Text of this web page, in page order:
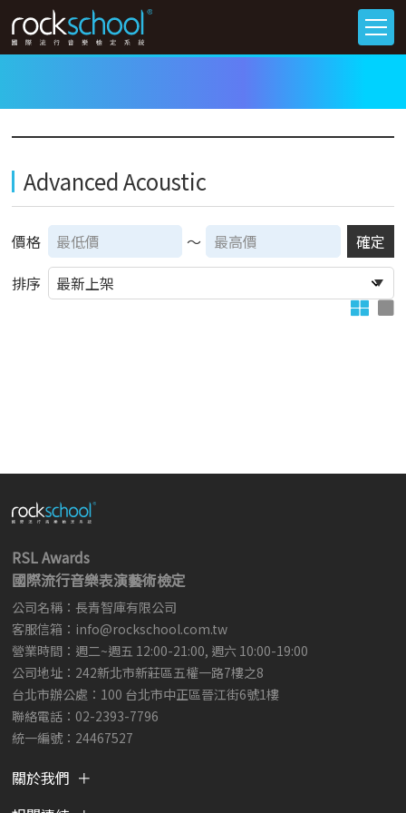
Advanced Acoustic
價格 ～
確定
排序
RSL Awards
國際流行音樂表演藝術檢定
公司名稱：長青智庫有限公司
客服信箱： info@rockschool.com.tw ​
營業時間：週二~週五 12:00-21:00, 週六 10:00-19:00
公司地址：242新北市新莊區五權一路7樓之8
台北市辦公處：100 台北市中正區晉江街6號1樓
聯絡電話：02-2393-7796
統一編號：24467527
關於我們